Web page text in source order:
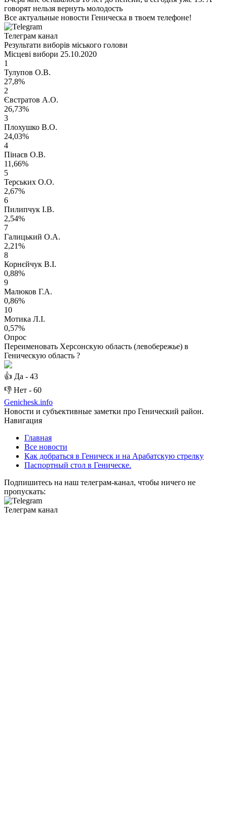
говорят нельзя вернуть молодость
Все актуальные новости Геническа в твоем телефоне!
Телеграм канал
Результати виборів міського голови
Місцеві вибори 25.10.2020
1
Тулупов О.В.
27,8%
2
Євстратов А.О.
26,73%
3
Плохушко В.О.
24,03%
4
Пінаєв О.В.
11,66%
5
Терських О.О.
2,67%
6
Пилипчук І.В.
2,54%
7
Галицький О.А.
2,21%
8
Корнєйчук В.І.
0,88%
9
Малюков Г.А.
0,86%
10
Мотика Л.І.
0,57%
Опрос
Переименовать Херсонскую область (левобережье) в
Геническую область ?
👍 Да - 43
👎 Нет - 60
Genichesk.info
Новости и субъективные заметки про Генический район.
Навигация
Главная
Все новости
Как добраться в Геническ и на Арабатскую стрелку
Паспортный стол в Геническе.
Подпишитесь на наш телеграм-канал, чтобы ничего не
пропускать:
Телеграм канал